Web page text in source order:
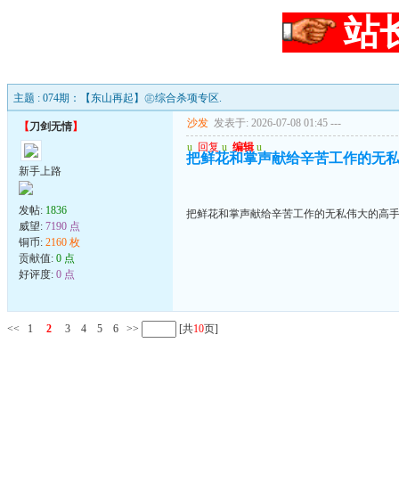
站
主题 : 074期：【东山再起】㊣综合杀项专区.
【刀剑无情】
新手上路
发帖: 1836
威望: 7190 点
铜币: 2160 枚
贡献值: 0 点
好评度: 0 点
沙发 发表于: 2026-07-08 01:45 ---
u 回复 u 编辑 u
把鲜花和掌声献给辛苦工作的无
把鲜花和掌声献给辛苦工作的无私伟大的高
<< 1 2 3 4 5 6 >> [共10页]